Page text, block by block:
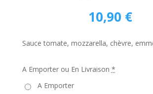
10,90 €
Sauce tomate, mozzarella, chèvre,
A Emporter ou En Livraison *
A Emporter